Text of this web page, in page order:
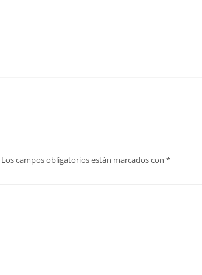
Los campos obligatorios están marcados con *